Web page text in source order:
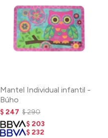
Mantel Individual infantil -
Búho
$ 247 $290
$ 203
$ 232